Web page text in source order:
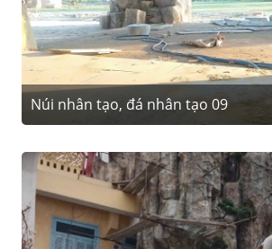
Núi nhân tạo, đá nhân tạo 09